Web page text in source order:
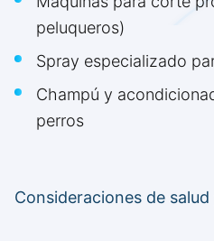
peluqueros)
Spray especializado
Champú y
perros
Consideraciones de